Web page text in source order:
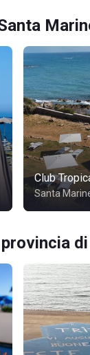
Club
Santa
di